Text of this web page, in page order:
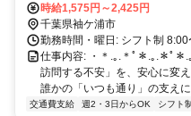
り140m ＜マイカー通勤可/駐
時給1,575円～2,425円
千葉県袖ケ浦市
勤務時間・曜日: シフト制
仕事内容: ・＊.｡.＊ﾟ＊.｡.＊ﾟ＊
訪問する不安」を、安心に変
誰かの「いつも通り」の支えに
交通費支給 週2・3日からOK シフト制